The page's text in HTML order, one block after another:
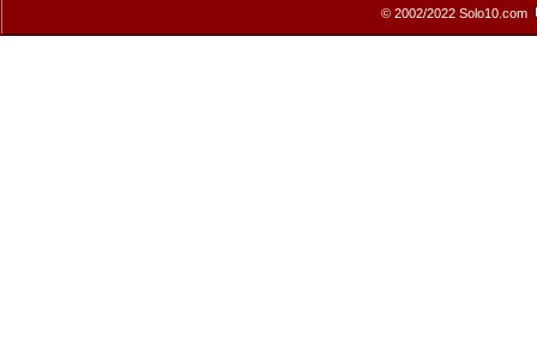
© 2002/2022 Solo10.com